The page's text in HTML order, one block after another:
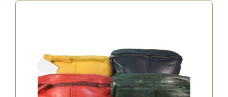
Varianten